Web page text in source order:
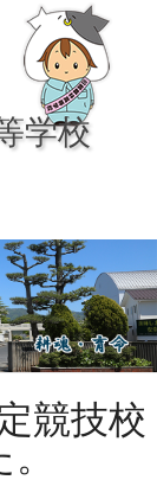
学校
競技校